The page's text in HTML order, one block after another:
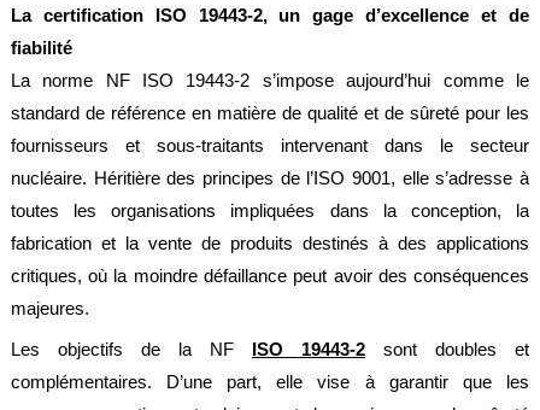
Contacts
Nous
Nos
dans
monde
flexibles
étanchéité
Mentions
La certification ISO 19443-2, un gage d’excellence et de
fiabilité
La norme NF ISO 19443-2 s’impose aujourd’hui comme le
standard de référence en matière de qualité et de sûreté pour les
fournisseurs et sous-traitants intervenant dans le secteur
nucléaire. Héritière des principes de l’ISO 9001, elle s’adresse à
toutes les organisations impliquées dans la conception, la
fabrication et la vente de produits destinés à des applications
critiques, où la moindre défaillance peut avoir des conséquences
majeures.
Les objectifs de la NF ISO 19443-2 sont doubles et
complémentaires. D’une part, elle vise à garantir que les